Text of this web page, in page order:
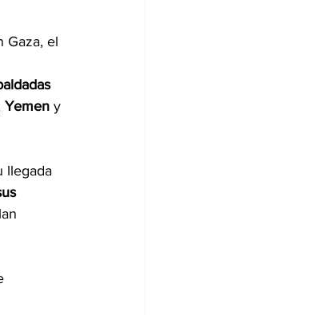
Gaza, el
Yemen y
llegada